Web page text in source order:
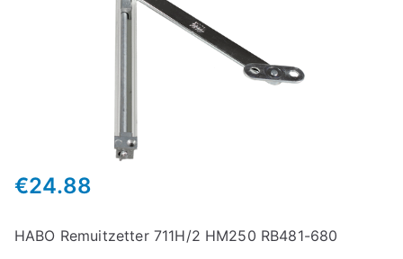
€24.88
HABO Remuitzetter 711H/2 HM250 RB481-680